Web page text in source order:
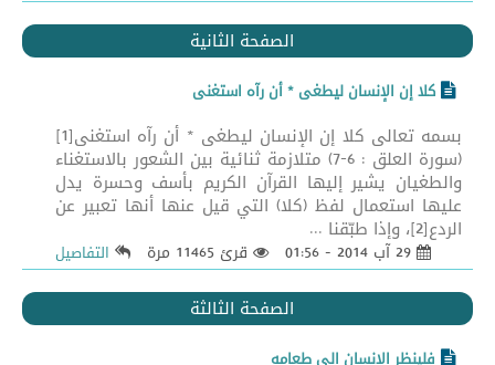
الصفحة الثانية
كلا إن الإنسان ليطغى * أن رآه استغنى
بسمه تعالى كلا إن الإنسان ليطغى * أن رآه استغنى[1]
(سورة العلق : 6-7) متلازمة ثنائية بين الشعور بالاستغناء
والطغيان يشير إليها القرآن الكريم بأسف وحسرة يدل
عليها استعمال لفظ (كلا) التي قيل عنها أنها تعبير عن
الردع[2]، وإذا طبّقنا ...
قرئ 11465 مرة التفاصيل
الصفحة الثالثة
فلينظر الانسان الى طعامه